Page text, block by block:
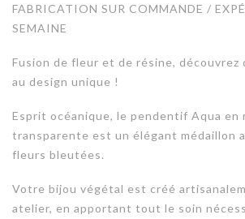
FABRICATION SUR COMMANDE /
SEMAINE
Fusion de fleur et de résine, découvrez
au design unique !
Esprit océanique, le pendentif Aqua en
transparente est un élégant médaillon
fleurs bleutées.
Votre bijou végétal est créé
atelier, en apportant tout le soin